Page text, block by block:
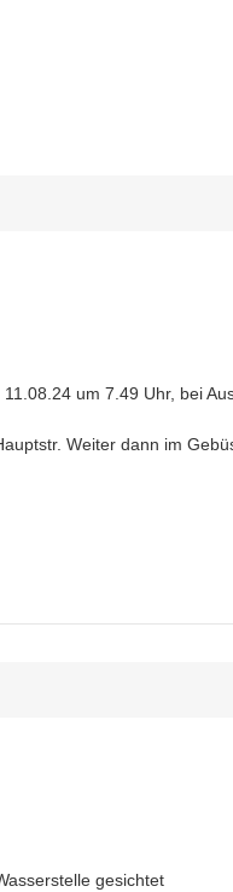
um 7.49 Uhr, bei
Weiter dann im
gesichtet